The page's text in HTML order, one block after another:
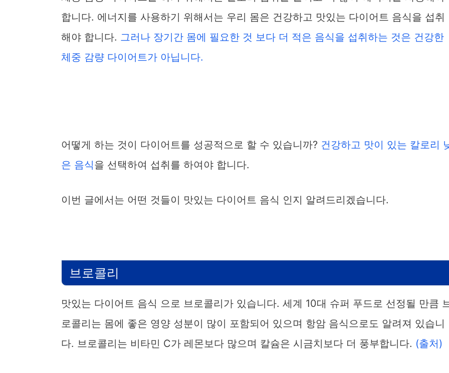
합니다. 에너지를 사용하기 위해서는 우리 몸은 건강하고 맛있는 다이어트 음식을 섭취
해야 합니다. 그러나 장기간 몸에 필요한 것 보다 더 적은 음식을 섭취하는 것은 건강한
체중 감량 다이어트가 아닙니다.
어떻게 하는 것이 다이어트를 성공적으로 할 수 있습니까? 건강하고 맛이 있는 칼로리
은 음식을 선택하여 섭취를 하여야 합니다.
이번 글에서는 어떤 것들이 맛있는 다이어트 음식 인지 알려드리겠습니다.
브로콜리
맛있는 다이어트 음식 으로 브로콜리가 있습니다. 세계 10대 슈퍼 푸드로 선정될 만큼
로콜리는 몸에 좋은 영양 성분이 많이 포함되어 있으며 항암 음식으로도 알려져 있습니
다. 브로콜리는 비타민 C가 레몬보다 많으며 칼슘은 시금치보다 더 풍부합니다. (출처)